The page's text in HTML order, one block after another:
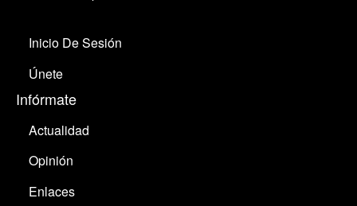
Inicio De Sesión
Únete
Infórmate
Actualidad
Opinión
Enlaces